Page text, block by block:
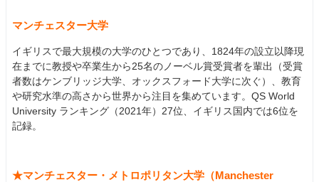
マンチェスター大学
イギリスで最大規模の大学のひとつであり、1824年の設立以降現
在までに教授や卒業生から25名のノーベル賞受賞者を輩出（受賞
者数はケンブリッジ大学、オックスフォード大学に次ぐ）、教育
や研究水準の高さから世界から注目を集めています。QS World
University ランキング（2021年）27位、イギリス国内では6位を
記録。
★マンチェスター・メトロポリタン大学（Manchester